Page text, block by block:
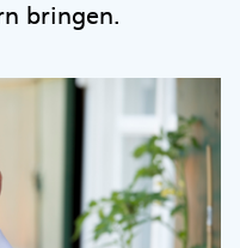
bringen.